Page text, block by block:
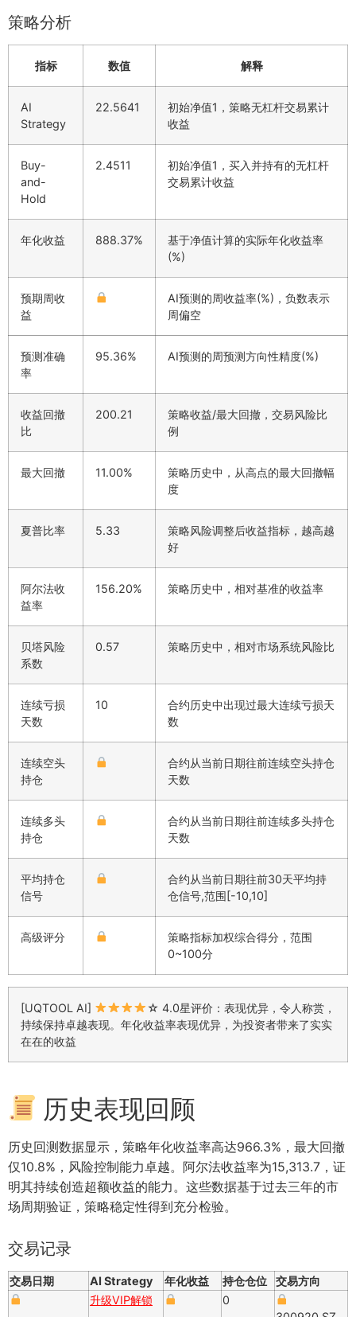
策略分析
指标 数值 解释
AI
Strategy
22.5641
初始净值1，策略无杠杆交易累计
收益
Buy-
and-
Hold
2.4511
初始净值1，买入并持有的无杠杆
交易累计收益
年化收益 888.37%
基于净值计算的实际年化收益率
(%)
预期周收
益
AI预测的周收益率(%)，负数表示
周偏空
预测准确
率
95.36% AI预测的周预测方向性精度(%)
收益回撤
比
200.21
策略收益/最大回撤，交易风险比
例
最大回撤 11.00%
策略历史中，从高点的最大回撤幅
度
夏普比率 5.33
策略风险调整后收益指标，越高越
好
阿尔法收
益率
156.20% 策略历史中，相对基准的收益率
贝塔风险
系数
0.57 策略历史中，相对市场系统风险比
连续亏损
天数
10
合约历史中出现过最大连续亏损天
数
连续空头
持仓
合约从当前日期往前连续空头持仓
天数
连续多头
持仓
合约从当前日期往前连续多头持仓
天数
平均持仓
信号
合约从当前日期往前30天平均持
仓信号,范围[-10,10]
高级评分
策略指标加权综合得分，范围
0~100分
[UQTOOL AI]
☆ 4.0星评价：表现优异，令人称赏，
持续保持卓越表现。年化收益率表现优异，为投资者带来了实实
在在的收益
历史表现回顾
历史回测数据显示，策略年化收益率高达966.3%，最大回撤
仅10.8%，风险控制能力卓越。阿尔法收益率为15,313.7，证
明其持续创造超额收益的能力。这些数据基于过去三年的市
场周期验证，策略稳定性得到充分检验。
交易记录
交易日期 AI Strategy 年化收益 持仓仓位
交易方向
升级VIP解锁
0